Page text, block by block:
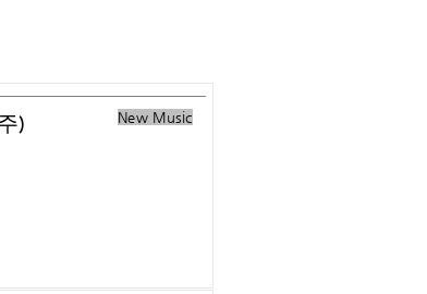
New Music
)